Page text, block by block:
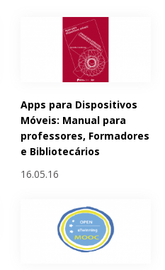
Apps para Dispositivos
Móveis: Manual para
professores, Formadores
e Bibliotecários
16.05.16